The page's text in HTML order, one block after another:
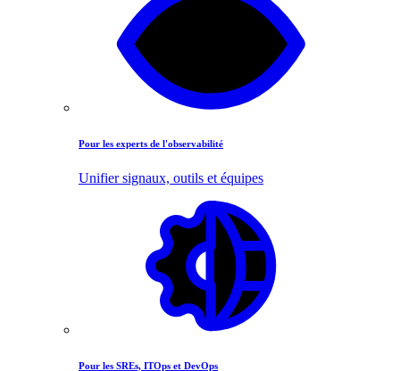
Pour les experts de l'observabilité
Unifier signaux, outils et équipes
Pour les SREs, ITOps et DevOps